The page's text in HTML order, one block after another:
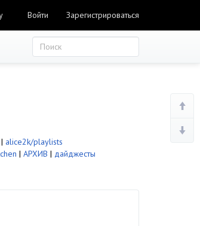
Войти Зарегистрироваться
alice2k/playlists
| АРХИВ | дайджесты